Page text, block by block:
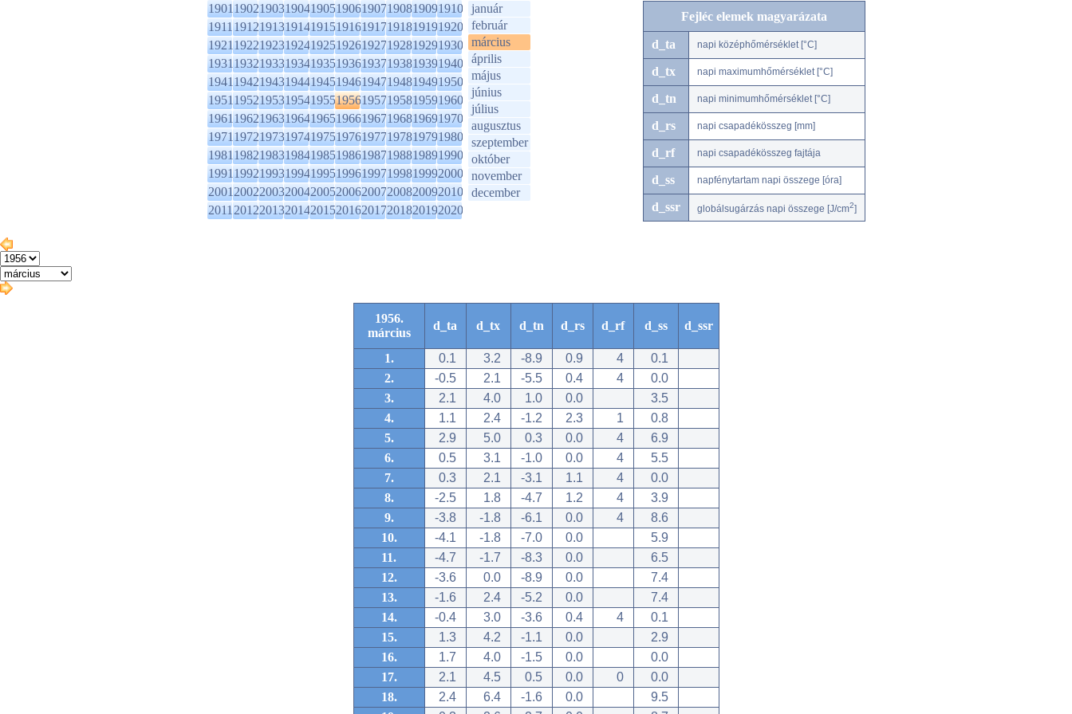
1901190219031904190519061907190819091910
1911191219131914191519161917191819191920
1921192219231924192519261927192819291930
1931193219331934193519361937193819391940
1941194219431944194519461947194819491950
1951195219531954195519561957195819591960
1961196219631964196519661967196819691970
1971197219731974197519761977197819791980
1981198219831984198519861987198819891990
1991199219931994199519961997199819992000
2001200220032004200520062007200820092010
2011201220132014201520162017201820192020
január
február
március
április
május
június
július
augusztus
szeptember
október
november
december
Fejléc elemek magyarázata
d_ta napi középhőmérséklet [°C]
d_tx napi maximumhőmérséklet [°C]
d_tn napi minimumhőmérséklet [°C]
d_rs napi csapadékösszeg [mm]
d_rf napi csapadékösszeg fajtája
d_ss napfénytartam napi összege [óra]
d_ssr globálsugárzás napi összege [J/cm2]
1956.
március
d_ta d_tx d_tn d_rs d_rf d_ss d_ssr
1. 0.1 3.2 -8.9 0.9 4
0.1
2.
-0.5 2.1 -5.5 0.4 4
0.0
3.
2.1 4.0 1.0 0.0
3.5
4.
1.1 2.4 -1.2 2.3 1
0.8
5.
2.9 5.0 0.3 0.0 4
6.9
6.
0.5 3.1 -1.0 0.0 4
5.5
7.
0.3 2.1 -3.1 1.1 4
0.0
8.
-2.5 1.8 -4.7 1.2 4
3.9
9.
-3.8 -1.8 -6.1 0.0 4
8.6
10.
-4.1 -1.8 -7.0 0.0
5.9
11.
-4.7 -1.7 -8.3 0.0
6.5
12.
-3.6 0.0 -8.9 0.0
7.4
13.
-1.6 2.4 -5.2 0.0
7.4
14.
-0.4 3.0 -3.6 0.4 4
0.1
15.
1.3 4.2 -1.1 0.0
2.9
16.
1.7 4.0 -1.5 0.0
0.0
17.
2.1 4.5 0.5 0.0 0
0.0
18.
2.4 6.4 -1.6 0.0
9.5